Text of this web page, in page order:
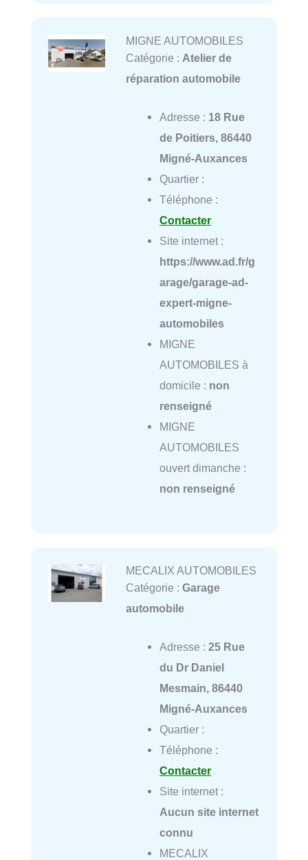
MIGNE AUTOMOBILES
Catégorie : Atelier de
réparation automobile
Adresse : 18 Rue
de Poitiers, 86440
Migné-Auxances
Quartier :
Téléphone :
Contacter
Site internet :
https://www.ad.fr/g
arage/garage-ad-
expert-migne-
automobiles
MIGNE
AUTOMOBILES à
domicile : non
renseigné
MIGNE
AUTOMOBILES
ouvert dimanche :
non renseigné
MECALIX AUTOMOBILES
Catégorie : Garage
automobile
Adresse : 25 Rue
du Dr Daniel
Mesmain, 86440
Migné-Auxances
Quartier :
Téléphone :
Contacter
Site internet :
Aucun site internet
connu
MECALIX